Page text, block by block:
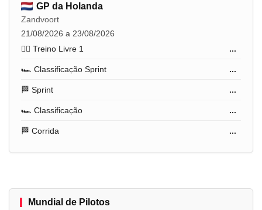
GP da Holanda
Zandvoort
21/08/2026 a 23/08/2026
🏋️‍♂️ Treino Livre 1
...
🏎️ Classificação Sprint ...
🏁 Sprint ...
🏎️ Classificação ...
🏁 Corrida ...
Mundial de Pilotos